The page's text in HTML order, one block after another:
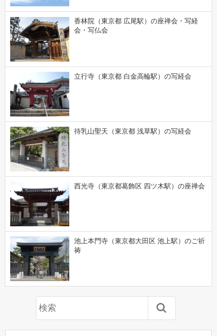
香林院（東京都 広尾駅）の座禅会・写経
会・写仏会
立行寺（東京都 白金高輪駅）の写経会
待乳山聖天（東京都 浅草駅）の写経会
西光寺（東京都葛飾区 四ツ木駅）の座禅会
池上本門寺（東京都大田区 池上駅）のご祈
祷